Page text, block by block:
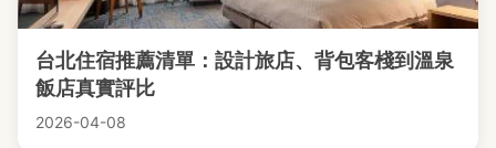
台北住宿推薦清單：設計旅店、背包客棧到溫泉
飯店真實評比
2026-04-08